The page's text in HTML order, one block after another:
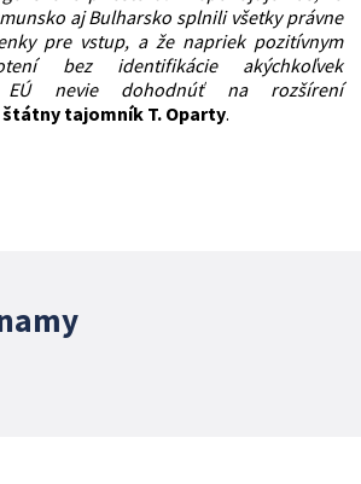
aj Bulharsko splnili všetky právne
pre vstup, a že napriek pozitívnym
bez identifikácie akýchkoľvek
EÚ nevie dohodnúť na rozšírení
štátny tajomník T. Oparty.